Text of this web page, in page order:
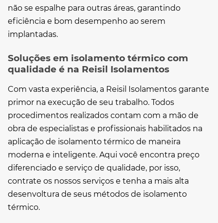
não se espalhe para outras áreas, garantindo
eficiência e bom desempenho ao serem
implantadas.
Soluções em isolamento térmico com
qualidade é na Reisil Isolamentos
Com vasta experiência, a Reisil Isolamentos garante
primor na execução de seu trabalho. Todos
procedimentos realizados contam com a mão de
obra de especialistas e profissionais habilitados na
aplicação de isolamento térmico de maneira
moderna e inteligente. Aqui você encontra preço
diferenciado e serviço de qualidade, por isso,
contrate os nossos serviços e tenha a mais alta
desenvoltura de seus métodos de isolamento
térmico.